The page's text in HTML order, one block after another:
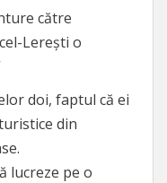
către
Lerești o
doi, faptul că ei
din
lucreze pe o